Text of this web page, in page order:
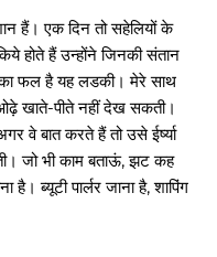
हैं। एक दिन तो सहेलियों के
होते हैं उन्होंने जिनकी संतान
का फल है यह लडकी। मेरे साथ
खाते-पीते नहीं देख सकती।
वे बात करते हैं तो उसे ईर्ष्या
जो भी काम बताऊं, झट कह
ब्यूटी पार्लर जाना है, शापिंग